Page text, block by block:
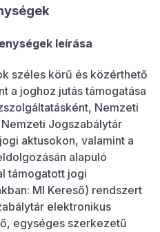
leírása
széles körű és közérthető
a joghoz jutás támogatása
Nemzeti
Jogszabálytár
aktusokon, valamint a
alapuló
támogatott jogi
MI Kereső) rendszert
elektronikus
egységes szerkezetű